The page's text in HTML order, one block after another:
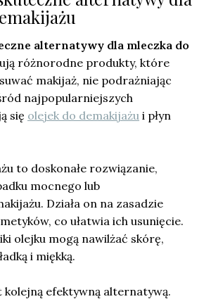
alternatywy dla mleczka do
różnorodne produkty, które
makijaż, nie podrażniając
najpopularniejszych
się olejek do demakijażu i płyn
to doskonałe rozwiązanie,
mocnego lub
Działa on na zasadzie
co ułatwia ich usunięcie.
olejku mogą nawilżać skórę,
i miękką.
kolejną efektywną alternatywą.